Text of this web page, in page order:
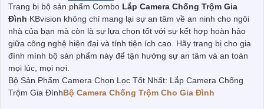
Trang bị bộ sản phẩm Combo Lắp Camera Chống Trộm Gia
Đình KBvision không chỉ mang lại sự an tâm về an ninh cho ngôi
nhà của bạn mà còn là sự lựa chọn tốt với sự kết hợp hoàn hảo
giữa công nghệ hiện đại và tính tiện ích cao. Hãy trang bị cho gia
đình mình bộ sản phẩm này để tận hưởng sự an tâm và an toàn
mọi lúc, mọi nơi.
Bộ Sản Phẩm Camera Chọn Lọc Tốt Nhất: Lắp Camera Chống
Trộm Gia ĐìnhBộ Camera Chống Trộm Cho Gia Đình